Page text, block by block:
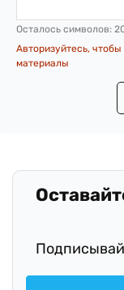
Осталось символов:
Авторизуйтесь,
материалы